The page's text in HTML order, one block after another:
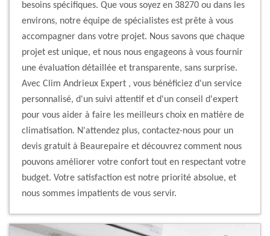
besoins spécifiques. Que vous soyez en 38270 ou dans les
environs, notre équipe de spécialistes est prête à vous
accompagner dans votre projet. Nous savons que chaque
projet est unique, et nous nous engageons à vous fournir
une évaluation détaillée et transparente, sans surprise.
Avec Clim Andrieux Expert , vous bénéficiez d'un service
personnalisé, d'un suivi attentif et d'un conseil d'expert
pour vous aider à faire les meilleurs choix en matière de
climatisation. N'attendez plus, contactez-nous pour un
devis gratuit à Beaurepaire et découvrez comment nous
pouvons améliorer votre confort tout en respectant votre
budget. Votre satisfaction est notre priorité absolue, et
nous sommes impatients de vous servir.